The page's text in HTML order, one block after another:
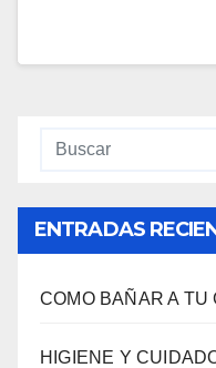
ENTRADAS
COMO BAÑAR A TU
HIGIENE Y